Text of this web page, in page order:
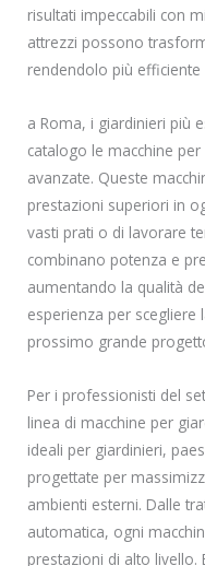
risultati impeccabili con
attrezzi possono
rendendolo più efficiente
a Roma, i giardinieri più
catalogo le macchine
avanzate. Queste
prestazioni superiori in
vasti prati o di lavorare
combinano potenza e
aumentando la qualità
esperienza per scegliere
prossimo grande
Per i professionisti del
linea di macchine per
ideali per giardinieri,
progettate per
ambienti esterni. Dalle
automatica, ogni
prestazioni di alto